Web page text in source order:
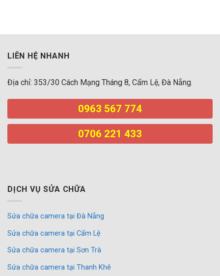
LIÊN HỆ NHANH
Địa chỉ: 353/30 Cách Mạng Tháng 8, Cẩm Lệ, Đà Nẵng.
0963 567 774
0706 221 433
DỊCH VỤ SỬA CHỮA
Sửa chữa camera tại Đà Nẵng
Sửa chữa camera tại Cẩm Lệ
Sửa chữa camera tại Sơn Trà
Sửa chữa camera tại Thanh Khê